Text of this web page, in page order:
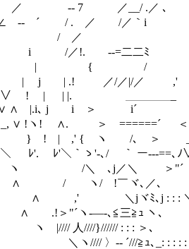
／__/ .／ ､ ､
/ . ／ /／
/ ／ | | 本
!. -‐=二二ﾐ , ,}
{ /
.! ／/／|/／ ,' /／/
| | |. ＿＿＿＿
j i ＞ i´ ﾉ
!ヽ! ∧. ＞ゝ======´
! | ,' { ヽ /､ ＞ _／ !
ゝ'-､/ ｀ ー‐--==､ﾉ∨入
､j／＼ ＞"´ ｀
￣ヾ､／､ ＼
jヾﾐ､j : : :
-―-､≦三≧ｭ ヽ､
////}////// : : : ＞､
‐- ´///≧ｭ､_: : :